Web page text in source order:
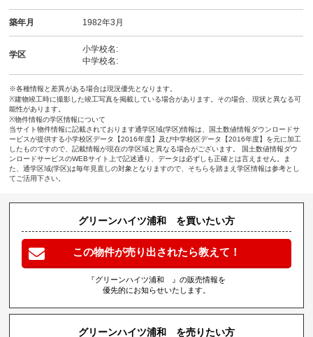
築年月 1982年3月
学区
小学校名:
中学校名:
※各種情報と差異がある場合は現況優先となります。
※建物竣工時に撮影した竣工写真を掲載している場合があります。その場合、現状と異なる可
能性があります。
※物件情報の学区情報について
当サイト物件情報に記載されております通学区域(学区)情報は、国土数値情報ダウンロードサ
ービスが提供する小学校区データ【2016年度】及び中学校区データ【2016年度】を元に加工
したものですので、記載情報が現在の学区域と異なる場合がございます。 国土数値情報ダウ
ンロードサービスのWEBサイト上で記述通り、データは必ずしも正確とは言えません。ま
た、通学区域(学区)は毎年見直しの対象となりますので、そちらを踏まえ学区情報は参考とし
てご活用下さい。
グリーンハイツ浦和 を買いたい方
この物件が売り出されたら教えて！
『グリーンハイツ浦和 』の販売情報を
優先的にお知らせいたします。
グリーンハイツ浦和 を売りたい方